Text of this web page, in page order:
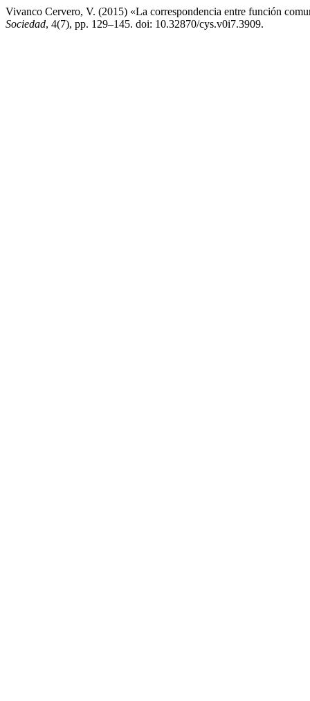
Vivanco Cervero, V. (2015) «La correspondencia entre función
Sociedad, 4(7), pp. 129–145. doi: 10.32870/cys.v0i7.3909.